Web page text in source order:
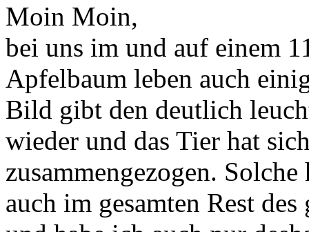
Moin Moin,
bei uns im und auf einem
Apfelbaum leben auch
Bild gibt den deutlich
wieder und das Tier hat
zusammengezogen.
auch im gesamten Rest